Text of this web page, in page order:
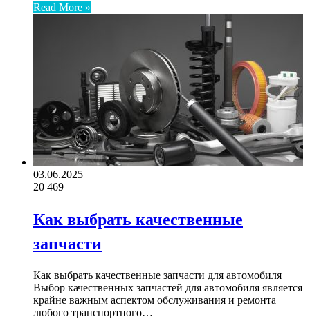
Read More »
03.06.2025
20 469
Как выбрать качественные
запчасти
Как выбрать качественные запчасти для автомобиля
Выбор качественных запчастей для автомобиля является
крайне важным аспектом обслуживания и ремонта
любого транспортного…